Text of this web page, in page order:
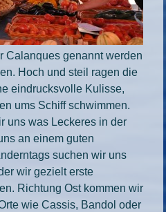
Calanques genannt werden
Hoch und steil ragen die
eindrucksvolle Kulisse,
ums Schiff schwimmen.
uns was Leckeres in der
an einem guten
suchen wir uns
wir gezielt erste
Richtung Ost kommen wir
wie Cassis, Bandol oder